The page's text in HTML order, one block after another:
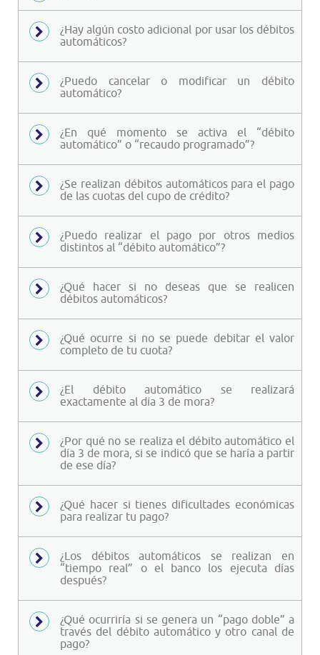
¿Hay algún costo adicional por usar los débitos
automáticos?
¿Puedo cancelar o modificar un débito
automático?
¿En qué momento se activa el “débito
automático” o “recaudo programado”?
¿Se realizan débitos automáticos para el pago
de las cuotas del cupo de crédito?
¿Puedo realizar el pago por otros medios
distintos al “débito automático”?
¿Qué hacer si no deseas que se realicen
débitos automáticos?
¿Qué ocurre si no se puede debitar el valor
completo de tu cuota?
¿El débito automático se realizará
exactamente al día 3 de mora?
¿Por qué no se realiza el débito automático el
día 3 de mora, si se indicó que se haría a partir
de ese día?
¿Qué hacer si tienes dificultades económicas
para realizar tu pago?
¿Los débitos automáticos se realizan en
“tiempo real” o el banco los ejecuta días
después?
¿Qué ocurriría si se genera un “pago doble” a
través del débito automático y otro canal de
pago?